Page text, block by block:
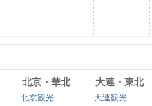
北京・華北 大連・東北
北京観光
大連観光